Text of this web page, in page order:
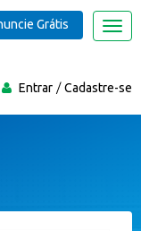
Entrar Cadastre-se
Grátis